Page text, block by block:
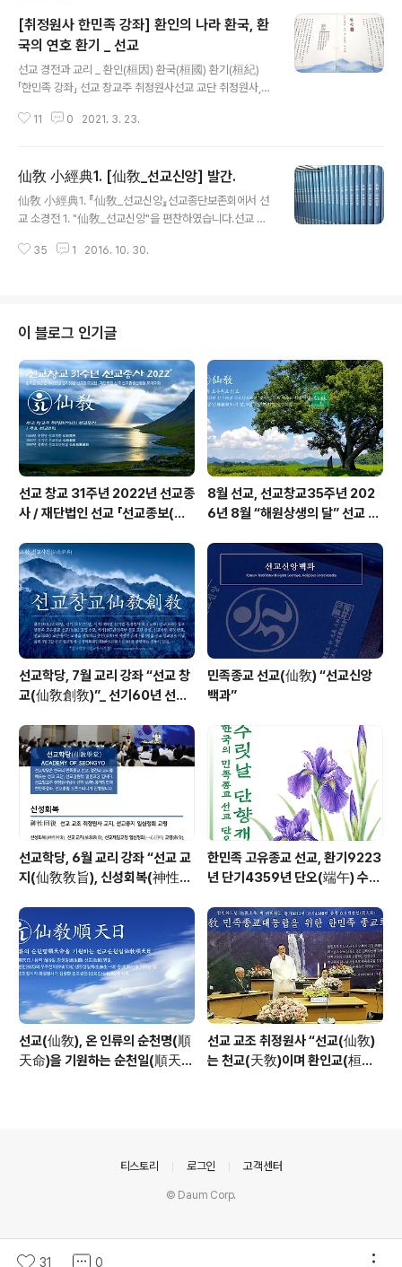
[취정원사 한민족 강좌] 환인의 나라 환국, 환
국의 연호 환기 _ 선교
선교 경전과 교리 _ 환인(桓因) 환국(桓國) 환기(桓紀)
「한민족 강좌」 선교 창교주 취정원사선교 교단 취정원사,
(桓國) 환기(桓紀)”를 정의하다. 선교 창교주 취정원사님
립하시어 선제들에게 설하시던, 하느님 환인(桓因) · 하느
님의 나라 환국(桓國) · 환국의 연호 환기(桓紀)와 선교상
고(仙敎詳考) 선교신앙(仙敎信仰) 등, 선교환인집부회
에 결집되어 그 일부가 선교 수행경전 [천지인합일 선교] 2
11 0 2021. 3. 23.
仙敎 小經典1. [仙敎_선교신앙] 발간.
仙敎 小經典1. 『仙敎_선교신앙』선교종단보존회에서 선
교 소경전 1. "仙敎_선교신앙"을 편찬하였습니다.선교 창
서(著書)와 그 간의 "선교仙敎" 정기간행물의 내용을 모
선가서림 출판 ㅣ 2016.10.1. 仙敎 _ 선교신앙 한민족고
유종교 선교(仙敎),환인하느님을 신앙하는 천손신앙(天
孫信仰) 입니다.환인하느님을 바르게 섬기고선교를 보존
하여 포덕교화(布德敎化)하는 선교신앙,재단법인선교와
선교종단보존회에서 이끌어 갑니다.이 책에 실린 하늘의
말씀을 읽는모든 선제(仙弟)들과 함께 일심정회(一心正
回)..
35 1 2016. 10. 30.
이 블로그 인기글
선교 창교 31주년 2022년 선교종
사 / 재단법인 선교 「선교종보(仙
8월 선교, 선교창교35주년 202
6년 8월 “해원상생의 달” 선교 법
선교학당, 7월 교리 강좌 “선교 창
교(仙敎創敎)”_ 선기60년 선교
민족종교 선교(仙敎) “선교신앙
백과”
선교학당, 6월 교리 강좌 “선교 교
지(仙敎敎旨), 신성회복(神性回
열린학당
한민족 고유종교 선교, 환기9223
년 단기4359년 단오(端午) 수릿
사님 신성교화법문
선교(仙敎), 온 인류의 순천명(順
天命)을 기원하는 순천일(順天
선교 교조 취정원사 “선교(仙敎)
는 천교(天敎)이며 환인교(桓因
31 0
티스토리 로그인 고객센터
© Daum Corp.